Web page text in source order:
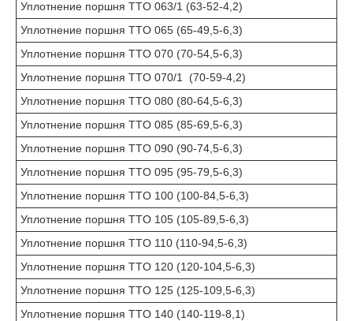
Уплотнение поршня TTO 063/1 (63-52-4,2)
Уплотнение поршня TTO 065 (65-49,5-6,3)
Уплотнение поршня TTO 070 (70-54,5-6,3)
Уплотнение поршня TTO 070/1 (70-59-4,2)
Уплотнение поршня TTO 080 (80-64,5-6,3)
Уплотнение поршня TTO 085 (85-69,5-6,3)
Уплотнение поршня TTO 090 (90-74,5-6,3)
Уплотнение поршня TTO 095 (95-79,5-6,3)
Уплотнение поршня TTO 100 (100-84,5-6,3)
Уплотнение поршня TTO 105 (105-89,5-6,3)
Уплотнение поршня TTO 110 (110-94,5-6,3)
Уплотнение поршня TTO 120 (120-104,5-6,3)
Уплотнение поршня TTO 125 (125-109,5-6,3)
Уплотнение поршня TTO 140 (140-119-8,1)